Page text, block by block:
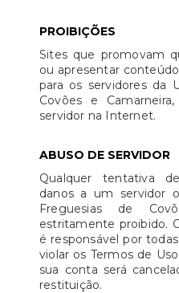
PROIBIÇÕES
Sites que promovam
ou apresentar
para os servidores da
Covões e
servidor na Internet.
ABUSO DE SERVIDOR
Qualquer tentativa
danos a um servidor
Freguesias de
estritamente proibido.
é responsável por
violar os Termos de
sua conta será
restituição.